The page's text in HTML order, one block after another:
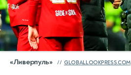
«Ливерпуль» GLOBALLOOKPRESS.COM